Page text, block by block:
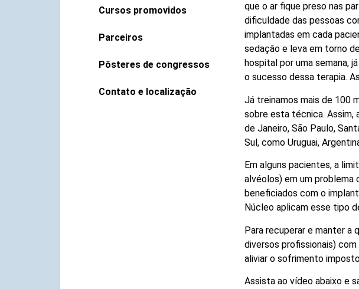
Cursos promovidos
Parceiros
Pôsteres de congressos
Contato e localização
que o ar fique preso nas
dificuldade das pessoas
implantadas em cada
sedação e leva em torno
hospital por uma semana,
o sucesso dessa terapia.
Já treinamos mais de 100
sobre esta técnica. Assim,
de Janeiro, São Paulo,
Sul, como Uruguai,
Em alguns pacientes, a
alvéolos) em um problema
beneficiados com o
Núcleo aplicam esse tipo
Para recuperar e manter a
diversos profissionais)
aliviar o sofrimento
Assista ao vídeo abaixo e